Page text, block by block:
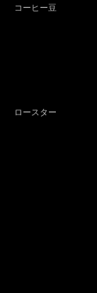
コーヒー豆
ロースター